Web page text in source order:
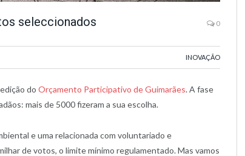
seleccionados 0
INOVAÇÃO
do Orçamento Participativo de Guimarães. A fase
mais de 5000 fizeram a sua escolha.
e uma relacionada com voluntariado e
de votos, o limite mínimo regulamentado. Mas vamos